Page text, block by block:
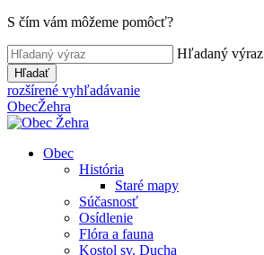
S čím vám môžeme pomôcť?
Hľadaný výraz
Hľadať
rozšírené vyhľadávanie
ObecŽehra
Obec
História
Staré mapy
Súčasnosť
Osídlenie
Flóra a fauna
Kostol sv. Ducha